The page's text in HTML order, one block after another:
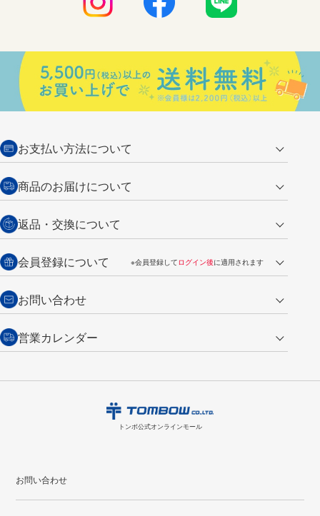
お支払い方法について
クレジットカード
代金引換
銀行振込【前払い】
商品のお届けについて
営業日午前11時までの決済完了の
ご注文は翌営業日の発送
送料：全国一律 660円（税込）
詳しくはご利用ガイドをご覧ください。
返品・交換について
返品の場合
商品到着後7日以内・未使用品に限り返品を承ります。問い合わせフォーム
からご連絡ください。詳しくは
い。
商品到着後7日以内に限り交換を承ります。
からご連絡
会員登録について ※会員登録してログイン後に適用されます
・新規ご入会で
・税込み2,200円以上のお買い上げで
・次回のお買い物に使えるポイントがお買い上げごとに
ント付与されます。
会員登録はこちら
お問い合わせ
トンボ製品・サービスに関する
お問い合わせ
購入・返品に関するお問い合わせ
営業カレンダー
16
17 18 19 20 21 22
20
21
トンボ公式オンラインモール
お問い合わせ